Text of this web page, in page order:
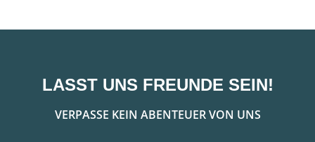
LASST UNS FREUNDE SEIN!
VERPASSE KEIN ABENTEUER VON UNS